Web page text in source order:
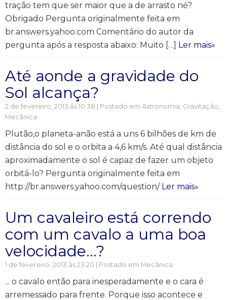
tração tem que ser maior que a de arrasto né?
Obrigado Pergunta originalmente feita em
br.answers.yahoo.com Comentário do autor da
pergunta após a resposta abaixo: Muito […] Ler mais»
Até aonde a gravidade do
Sol alcança?
2 de fevereiro, 2013 às 10:38 | Postado em Astronomia, Gravitação,
Mecânica
Plutão,o planeta-anão está a uns 6 bilhões de km de
distância do sol e o orbita a 4,6 km/s. Até qual distância
aproximadamente o sol é capaz de fazer um objeto
orbitá-lo? Pergunta originalmente feita em
http://br.answers.yahoo.com/question/ Ler mais»
Um cavaleiro está correndo
com um cavalo a uma boa
velocidade…?
1 de fevereiro, 2013 às 23:20 | Postado em Mecânica
... o cavalo então para inesperadamente e o cara é
arremessado para frente. Porque isso acontece e